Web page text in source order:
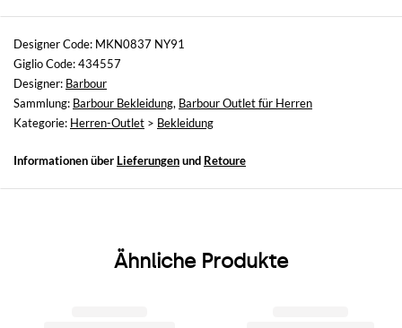
Größen
nicht verfügbar
Größe und Passform
Normale Passform
Designer Code: MKN0837 NY91
Giglio Code: 434557
Designer: Barbour
Sammlung: Barbour Bekleidung, Barbour Outlet für Herren
Kategorie: Herren-Outlet > Bekleidung
Informationen über Lieferungenund Retoure
Ähnliche Produkte